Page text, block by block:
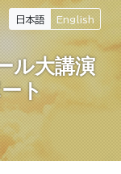
日本語 English
ル大講演
ト